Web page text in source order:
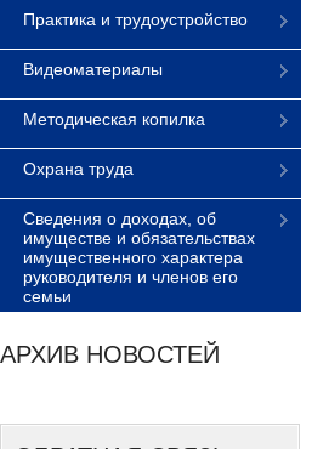
Практика и трудоустройство
Видеоматериалы
Методическая копилка
Охрана труда
Сведения о доходах, об
имуществе и обязательствах
имущественного характера
руководителя и членов его
семьи
АРХИВ НОВОСТЕЙ